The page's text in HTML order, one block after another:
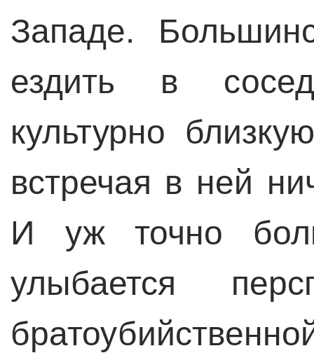
Западе.
ездить в
культурно
встречая в ней
И уж точно
улыбается